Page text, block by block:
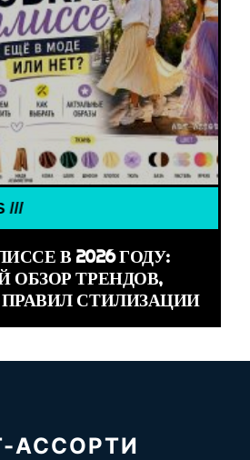
В 2026 ГОДУ:
ОБЗОР ТРЕНДОВ,
СТИЛИЗАЦИИ
АССОРТИ